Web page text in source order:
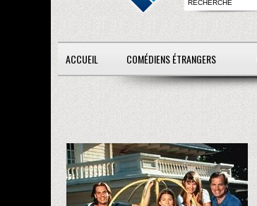
ACCUEIL COMÉDIENS ÉTRANGERS